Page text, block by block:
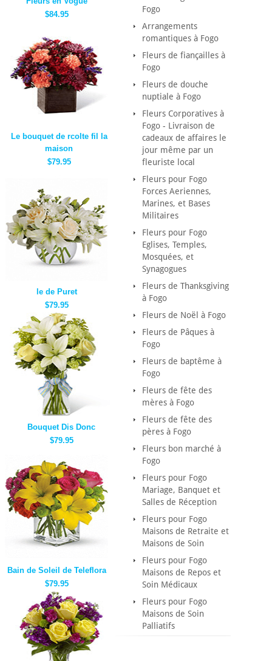
$84.95
Le bouquet de rcolte fil la
maison
$79.95
le de Puret
$79.95
Bouquet Dis Donc
$79.95
Bain de Soleil de Teleflora
$79.95
Fogo
Arrangements
romantiques à Fogo
Fleurs de fiançailles à
Fogo
Fleurs de douche
nuptiale à Fogo
Fleurs Corporatives à
Fogo - Livraison de
cadeaux de affaires le
jour même par un
fleuriste local
Fleurs pour Fogo
Forces Aeriennes,
Marines, et Bases
Militaires
Fleurs pour Fogo
Eglises, Temples,
Mosquées, et
Synagogues
Fleurs de Thanksgiving
à Fogo
Fleurs de Noël à Fogo
Fleurs de Pâques à
Fogo
Fleurs de baptême à
Fogo
Fleurs de fête des
mères à Fogo
Fleurs de fête des
pères à Fogo
Fleurs bon marché à
Fogo
Fleurs pour Fogo
Mariage, Banquet et
Salles de Réception
Fleurs pour Fogo
Maisons de Retraite et
Maisons de Soin
Fleurs pour Fogo
Maisons de Repos et
Soin Médicaux
Fleurs pour Fogo
Maisons de Soin
Palliatifs